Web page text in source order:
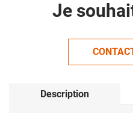
Je
Description